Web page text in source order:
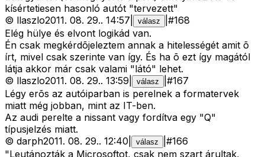
kísértetiesen hasonló autót "tervezett"
© llaszlo2011. 08. 29.. 14:57 válasz #168
Elég hülye és elvont logikád van.
Én csak megkérdõjeleztem annak a hitelességét amit õ
írt, mivel csak szerinte van így. És ha õ ezt így magától
látja akkor már csak valami "látó" lehet.
© llaszlo2011. 08. 29.. 13:59 válasz #167
Légy erõs az autóiparban is perelnek a formatervek
miatt még jobban, mint az IT-ben.
Az audi perelte a nissant vagy fordítva egy "Q"
típusjelzés miatt.
© darph2011. 08. 29.. 12:40 válasz #166
"Leutánozták a Microsoftot, csak nem szart árultak,